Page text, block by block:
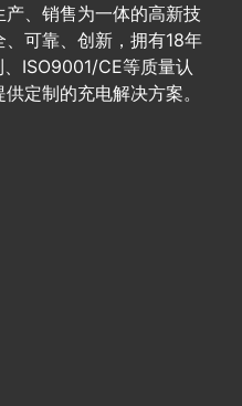
、销售为一体的高新技
可靠、创新，拥有18年
ISO9001/CE等质量认
定制的充电解决方案。